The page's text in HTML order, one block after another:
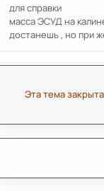
для справки
масса ЭСУД на
достанешь , но при
Эта тема